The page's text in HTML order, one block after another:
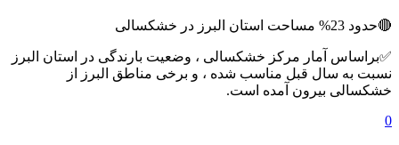
🔴حدود 23% مساحت استان البرز در خشکسالی
✅براساس آمار مرکز خشکسالی ، وضعیت بارندگی در استان البرز
نسبت به سال قبل مناسب شده ، و برخی مناطق البرز از
خشکسالی بیرون آمده است.
0